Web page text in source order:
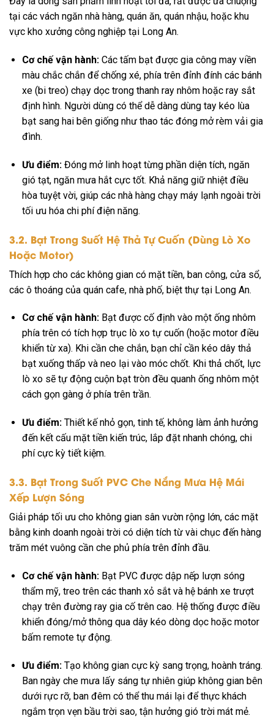
tại các vách ngăn nhà hàng, quán ăn, quán nhậu, hoặc khu
vực kho xưởng công nghiệp tại Long An.
Cơ chế vận hành:Các tấm bạt được gia công may viền
màu chắc chắn để chống xé, phía trên đỉnh đính các bánh
xe (bi treo) chạy dọc trong thanh ray nhôm hoặc ray sắt
định hình. Người dùng có thể dễ dàng dùng tay kéo lùa
bạt sang hai bên giống như thao tác đóng mở rèm vải gia
đình.
Ưu điểm:Đóng mở linh hoạt từng phần diện tích, ngăn
gió tạt, ngăn mưa hắt cực tốt. Khả năng giữ nhiệt điều
hòa tuyệt vời, giúp các nhà hàng chạy máy lạnh ngoài trời
tối ưu hóa chi phí điện năng.
3.2. Bạt Trong Suốt Hệ Thả Tự Cuốn (Dùng Lò Xo
Hoặc Motor)
Thích hợp cho các không gian có mặt tiền, ban công, cửa sổ,
các ô thoáng của quán cafe, nhà phố, biệt thự tại Long An.
Cơ chế vận hành:Bạt được cố định vào một ống nhôm
phía trên có tích hợp trục lò xo tự cuốn (hoặc motor điều
khiển từ xa). Khi cần che chắn, bạn chỉ cần kéo dây thả
bạt xuống thấp và neo lại vào móc chốt. Khi thả chốt, lực
lò xo sẽ tự động cuộn bạt tròn đều quanh ống nhôm một
cách gọn gàng ở phía trên trần.
Ưu điểm:Thiết kế nhỏ gọn, tinh tế, không làm ảnh hưởng
đến kết cấu mặt tiền kiến trúc, lắp đặt nhanh chóng, chi
phí cực kỳ tiết kiệm.
3.3. Bạt Trong Suốt PVC Che Nắng Mưa Hệ Mái
Xếp Lượn Sóng
Giải pháp tối ưu cho không gian sân vườn rộng lớn, các mặt
bằng kinh doanh ngoài trời có diện tích từ vài chục đến hàng
trăm mét vuông cần che phủ phía trên đỉnh đầu.
Cơ chế vận hành:Bạt PVC được dập nếp lượn sóng
thẩm mỹ, treo trên các thanh xỏ sắt và hệ bánh xe trượt
chạy trên đường ray gia cố trên cao. Hệ thống được điều
khiển đóng/mở thông qua dây kéo dòng dọc hoặc motor
bấm remote tự động.
Ưu điểm:Tạo không gian cực kỳ sang trọng, hoành tráng.
Ban ngày che mưa lấy sáng tự nhiên giúp không gian bên
dưới rực rỡ, ban đêm có thể thu mái lại để thực khách
ngắm trọn vẹn bầu trời sao, tận hưởng gió trời mát mẻ.